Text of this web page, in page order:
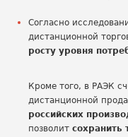
Согласно
дистанционной
росту уровня
Кроме того, в РАЭК
дистанционной
российских
позволит сохранить